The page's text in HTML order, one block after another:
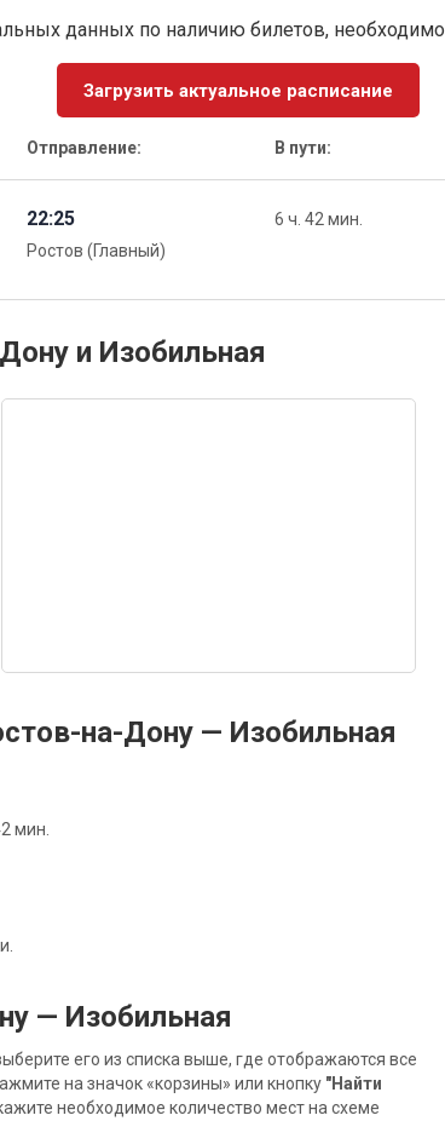
данных по наличию билетов,
Загрузить актуальное расписание
Отправление: В пути:
22:25
Ростов (Главный)
6 ч. 42 мин.
и Изобильная
на-Дону — Изобильная
мин.
— Изобильная
его из списка выше, где отображаются все
на значок «корзины» или кнопку "Найти
необходимое количество мест на схеме